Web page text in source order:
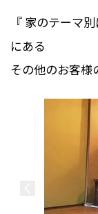
『 家のテーマ
にある
その他のお客様